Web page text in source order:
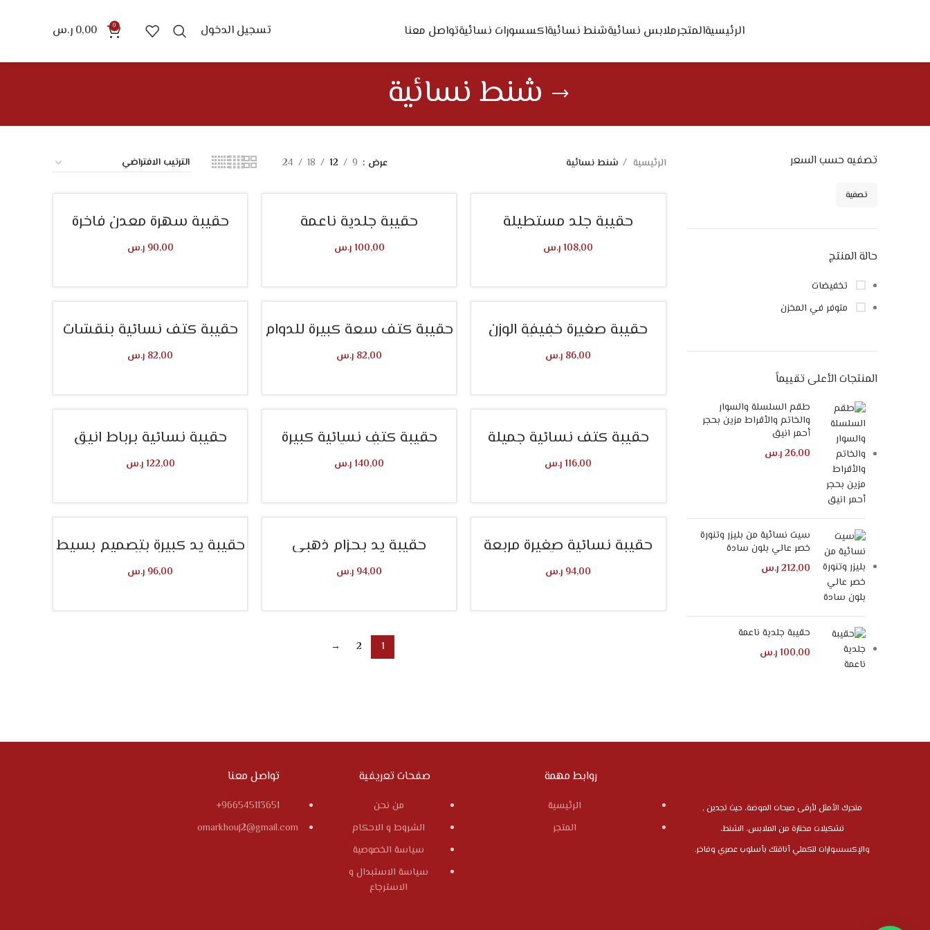
الرئيسيةالمتجرملابس نسائيةشنط نسائيةاكسسورات نسائيةتواصل معنا تسجيل الدخول 0
0,00 ر.س
شنط نسائية
تصفيه حسب السعر
تصفية
حالة المنتج
تخفيضات
متوفر في المخزن
المنتجات الأعلى تقييماً
طقم السلسلة والسوار
والخاتم والأقراط مزين بحجر
أحمر انيق
26,00ر.س
سيت نسائية من بليزر وتنورة
خصر عالي بلون سادة
212,00ر.س
حقيبة جلدية ناعمة
100,00ر.س
الرئيسية شنط نسائية عرض 9
12
18
24
حقيبة جلد مستطيلة
108,00 ر.س
حقيبة جلدية ناعمة
100,00ر.س
حقيبة سهرة معدن فاخرة
90,00 ر.س
حقيبة صغيرة خفيفة الوزن
رسمية وكاجوال
86,00 ر.س
حقيبة كتف سعة كبيرة للدوام
82,00 ر.س
حقيبة كتف نسائية بنقشات
82,00 ر.س
حقيبة كتف نسائية جميلة
116,00 ر.س
حقيبة كتف نسائية كبيرة
السعة
140,00ر.س
حقيبة نسائية برباط انيق
122,00ر.س
حقيبة نسائية صغيرة مربعة
رسمية
94,00 ر.س
حقيبة يد بحزام ذهبي
94,00 ر.س
حقيبة يد كبيرة بتصميم بسيط
كاجوال
96,00 ر.س
1
2
→
متجرك الأمثل لأرقى صيحات الموضة، حيث تجدين ,
تشكيلات مختارة من الملابس، الشنط،
والإكسسوارات لتكملي أناقتك بأسلوب عصري وفاخر.
روابط مهمة
الرئيسية
المتجر
صفحات تعريفية
من نحن
الشروط و الاحكام
سياسة الخصوصية
سياسة الاستبدال و
الاسترجاع
تواصل معنا
966545113651+
omarkhouj2@gmail.com